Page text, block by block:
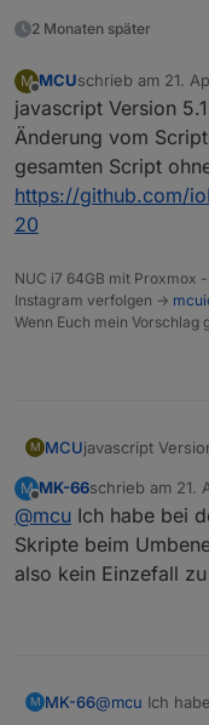
2 Monaten später
M
Offline
MCUschrieb am 21.
zuletzt editiert
javascript Version
Änderung vom
gesamten Script
https://github.com/
20
NUC i7 64GB mit Proxmox
Instagram verfolgen ->
Wenn Euch mein
M MCUjavascript
gesamten Script
https://
0
M
Offline
MK-66schrieb am 21.
zuletzt editiert
@mcu Ich habe bei
Skripte beim
also kein Einzefall zu
M MK-66@mcu Ich